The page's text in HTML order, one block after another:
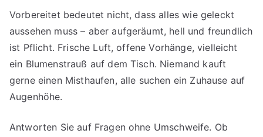
Vorbereitet bedeutet nicht, dass alles wie geleckt
aussehen muss – aber aufgeräumt, hell und freundlich
ist Pflicht. Frische Luft, offene Vorhänge, vielleicht
ein Blumenstrauß auf dem Tisch. Niemand kauft
gerne einen Misthaufen, alle suchen ein Zuhause auf
Augenhöhe.
Antworten Sie auf Fragen ohne Umschweife. Ob